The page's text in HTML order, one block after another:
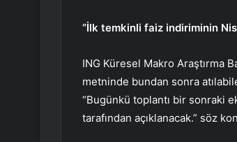
“İlk temkinli faiz indiriminin
ING Küresel Makro Araştırma
metninde bundan sonra
“Bugünkü toplantı bir sonraki
tarafından açıklanacak.” söz